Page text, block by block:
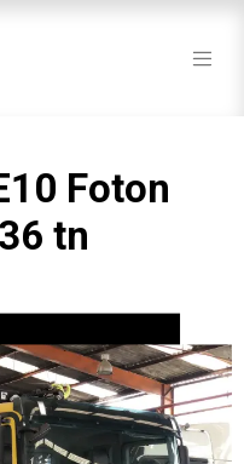
Foton
tn